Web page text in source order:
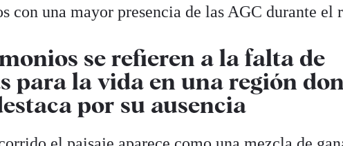
con una mayor presencia de las AGC durante el
se refieren a la falta de
para la vida en una región
por su ausencia